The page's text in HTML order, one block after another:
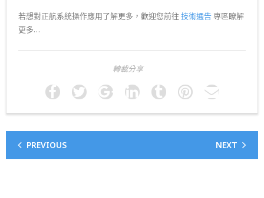
若想對正航系統操作應用了解更多，歡迎您前往 技術通告專區瞭解
更多…
轉載分享
PREVIOUS NEXT